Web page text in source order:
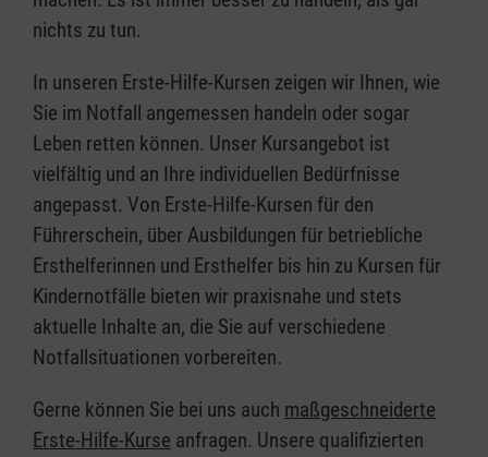
nichts zu tun.
In unseren Erste-Hilfe-Kursen zeigen wir Ihnen, wie
Sie im Notfall angemessen handeln oder sogar
Leben retten können. Unser Kursangebot ist
vielfältig und an Ihre individuellen Bedürfnisse
angepasst. Von Erste-Hilfe-Kursen für den
Führerschein, über Ausbildungen für betriebliche
Ersthelferinnen und Ersthelfer bis hin zu Kursen für
Kindernotfälle bieten wir praxisnahe und stets
aktuelle Inhalte an, die Sie auf verschiedene
Notfallsituationen vorbereiten.
Gerne können Sie bei uns auch maßgeschneiderte
Erste-Hilfe-Kurse anfragen. Unsere qualifizierten